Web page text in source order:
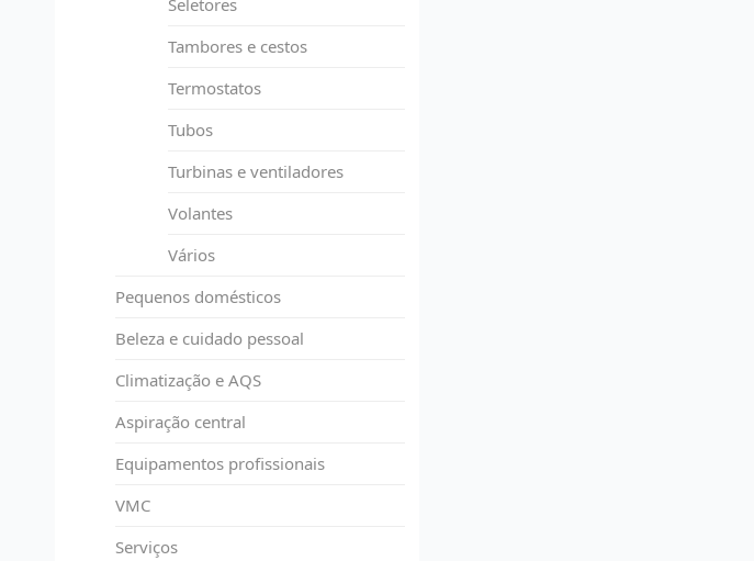
Tambores e cestos
Termostatos
Tubos
Turbinas e ventiladores
Volantes
Vários
Pequenos domésticos
Beleza e cuidado pessoal
Climatização e AQS
Aspiração central
Equipamentos profissionais
VMC
Serviços